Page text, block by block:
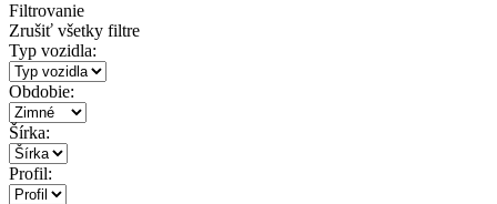
Filtrovanie
Zrušiť všetky filtre
Typ vozidla:
Obdobie:
Šírka:
Profil: